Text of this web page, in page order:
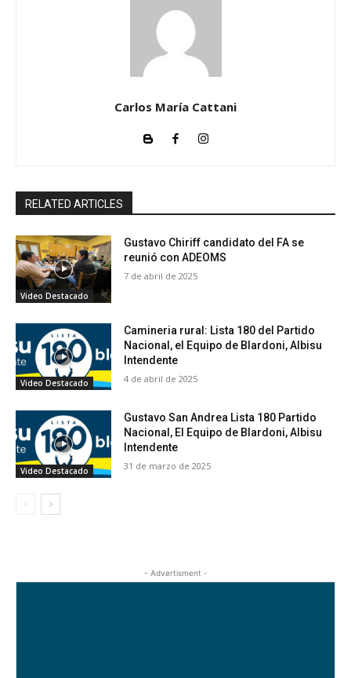
Carlos María Cattani
RELATED ARTICLES
Video Destacado
Gustavo Chiriff candidato del FA se
reunió con ADEOMS
7 de abril de 2025
Video Destacado
Camineria rural: Lista 180 del Partido
Nacional, el Equipo de Blardoni, Albisu
Intendente
4 de abril de 2025
Video Destacado
Gustavo San Andrea Lista 180 Partido
Nacional, El Equipo de Blardoni, Albisu
Intendente
31 de marzo de 2025
- Advertisment -